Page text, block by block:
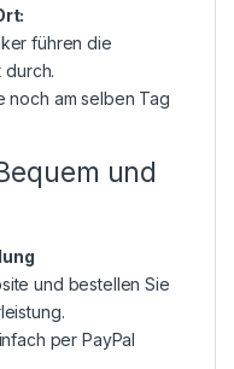
führen die
durch.
noch am selben Tag
und
und bestellen Sie
per PayPal